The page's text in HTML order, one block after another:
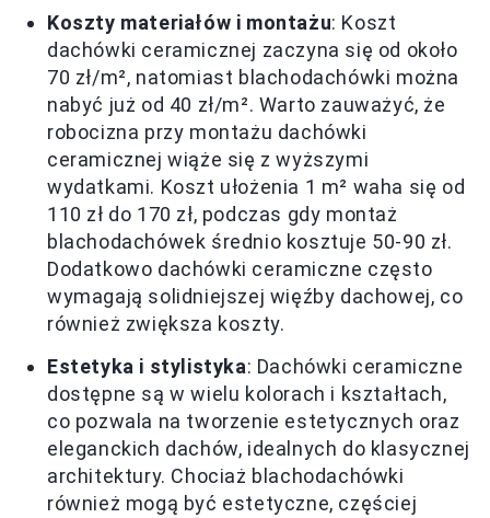
Koszty materiałów i montażu: Koszt
dachówki ceramicznej zaczyna się od około
70 zł/m², natomiast blachodachówki można
nabyć już od 40 zł/m². Warto zauważyć, że
robocizna przy montażu dachówki
ceramicznej wiąże się z wyższymi
wydatkami. Koszt ułożenia 1 m² waha się od
110 zł do 170 zł, podczas gdy montaż
blachodachówek średnio kosztuje 50-90 zł.
Dodatkowo dachówki ceramiczne często
wymagają solidniejszej więźby dachowej, co
również zwiększa koszty.
Estetyka i stylistyka: Dachówki ceramiczne
dostępne są w wielu kolorach i kształtach,
co pozwala na tworzenie estetycznych oraz
eleganckich dachów, idealnych do klasycznej
architektury. Chociaż blachodachówki
również mogą być estetyczne, częściej